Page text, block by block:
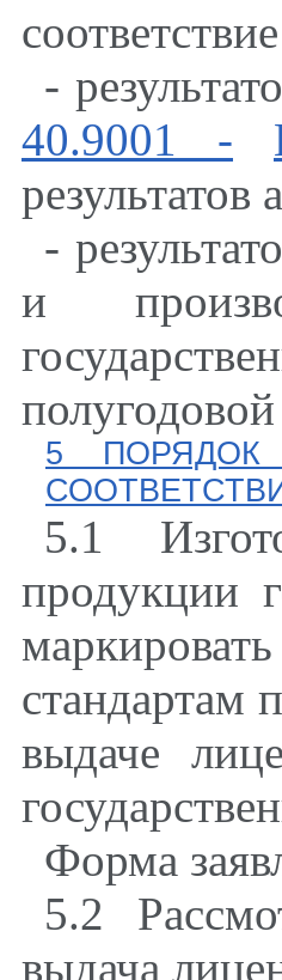
-
40.9001 -
результатов
-
и
5 ПОРЯДОК
5.1
продукции
стандартам
выдаче
Форма
5.2
выдача